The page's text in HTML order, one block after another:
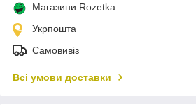
Магазини Rozetka
Укрпошта
Самовивіз
Всі умови доставки